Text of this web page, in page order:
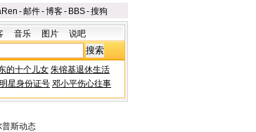
-邮件-博客- BBS-搜狗
音乐 图片 说吧
的十个儿女 朱镕基退休生活
明星身份证号 邓小平伤心往事
普斯动态